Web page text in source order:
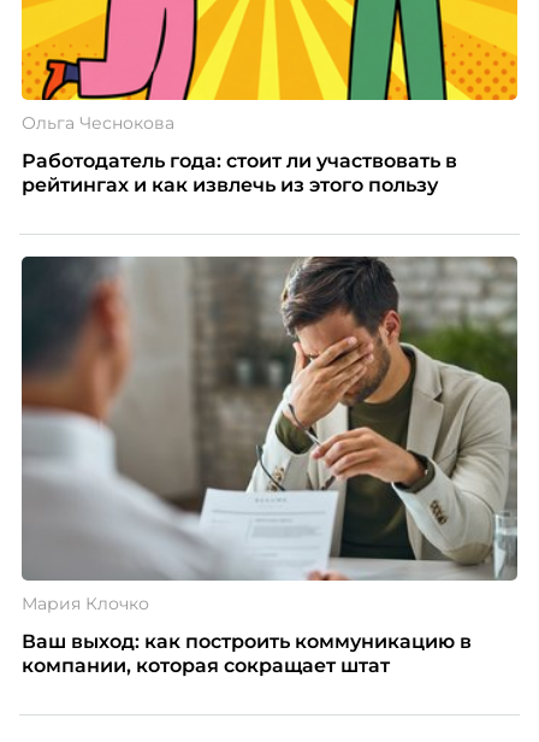
Ольга Чеснокова
Работодатель года: стоит ли участвовать в
рейтингах и как извлечь из этого пользу
Мария Клочко
Ваш выход: как построить коммуникацию в
компании, которая сокращает штат